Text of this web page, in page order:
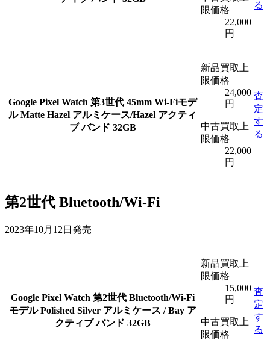
限価格
22,000
円
る
Google Pixel Watch 第3世代 45mm Wi-Fiモデ
ル Matte Hazel アルミケース/Hazel アクティ
ブ バンド 32GB
新品買取上
限価格
24,000
円
中古買取上
限価格
22,000
円
査
定
す
る
第2世代 Bluetooth/Wi-Fi
2023年10月12日発売
Google Pixel Watch 第2世代 Bluetooth/Wi-Fi
モデル Polished Silver アルミケース / Bay ア
クティブ バンド 32GB
新品買取上
限価格
15,000
円
中古買取上
限価格
査
定
す
る